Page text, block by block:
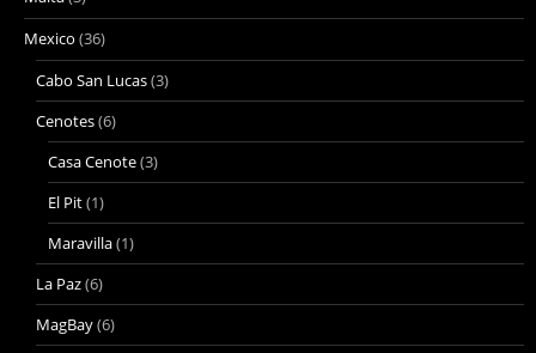
Mexico (36)
Cabo San Lucas(3)
Cenotes(6)
Casa Cenote(3)
El Pit(1)
Maravilla(1)
La Paz(6)
MagBay(6)